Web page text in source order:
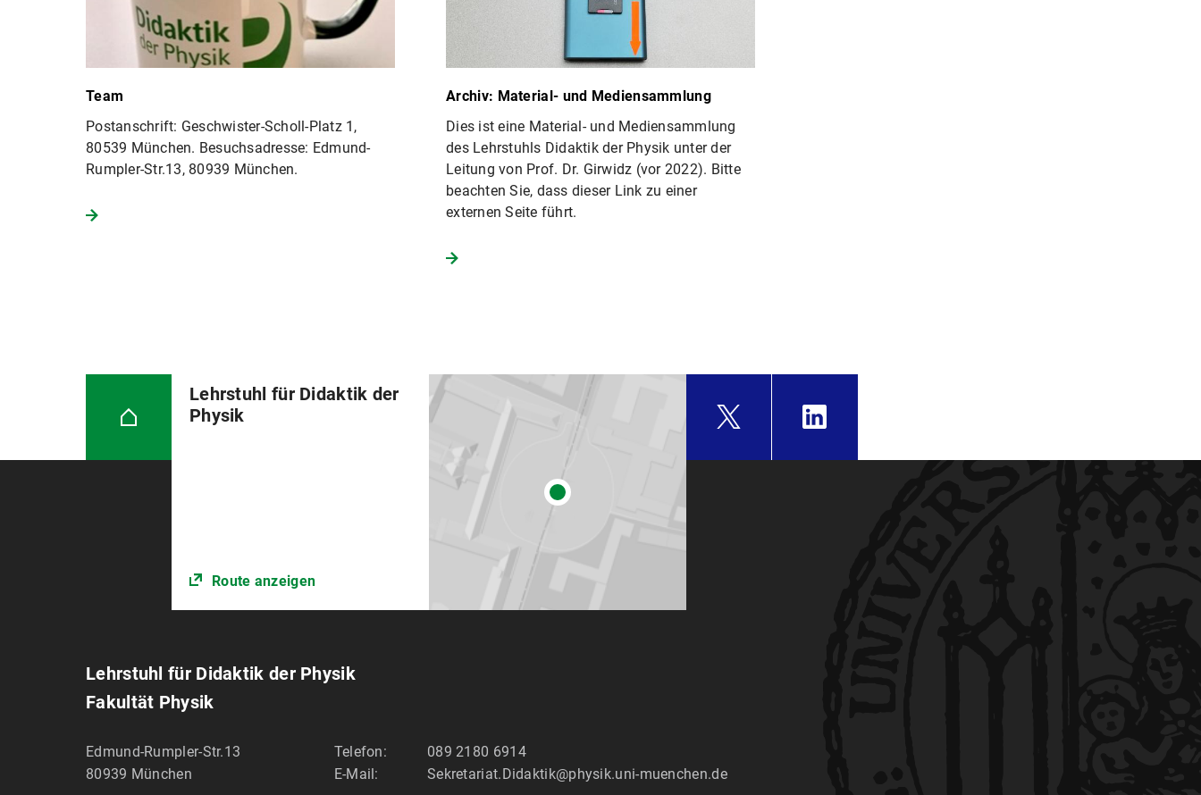
Team
Postanschrift: Geschwister-Scholl-Platz 1,
80539 München. Besuchsadresse: Edmund-
Rumpler-Str.13, 80939 München.
Archiv: Material- und Mediensammlung
Dies ist eine Material- und Mediensammlung
des Lehrstuhls Didaktik der Physik unter der
Leitung von Prof. Dr. Girwidz (vor 2022). Bitte
beachten Sie, dass dieser Link zu einer
externen Seite führt.
Lehrstuhl für Didaktik der
Physik
Route anzeigen
Lehrstuhl für Didaktik der Physik
Fakultät Physik
Edmund-Rumpler-Str.13
80939 München
Telefon:
089 2180 6914
E-Mail:
Sekretariat.Didaktik@physik.uni-muenchen.de